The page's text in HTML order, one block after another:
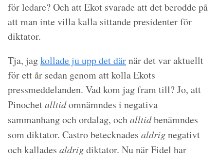
för ledare? Och att Ekot svarade att det berodde på
att man inte villa kalla sittande presidenter för
diktator.
Tja, jagkollade ju upp det därnär det var aktuellt
för ett år sedan genom att kolla Ekots
pressmeddelanden. Vad kom jag fram till? Jo, att
Pinochetalltidomnämndes i negativa
sammanhang och ordalag, ochalltidbenämndes
som diktator. Castro betecknades aldrignegativt
och kallades aldrigdiktator. Nu när Fidel har